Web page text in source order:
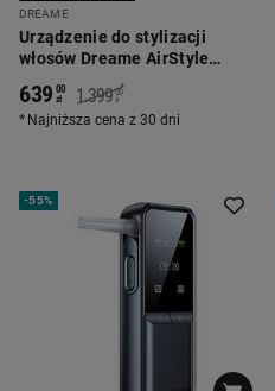
DREAME
Urządzenie do stylizacji
włosów Dreame AirStyle
Shine, 1200 W, 5 końcówek
639 00
zł 1.399 00
zł
*
Najniższa cena z 30 dni
-55%